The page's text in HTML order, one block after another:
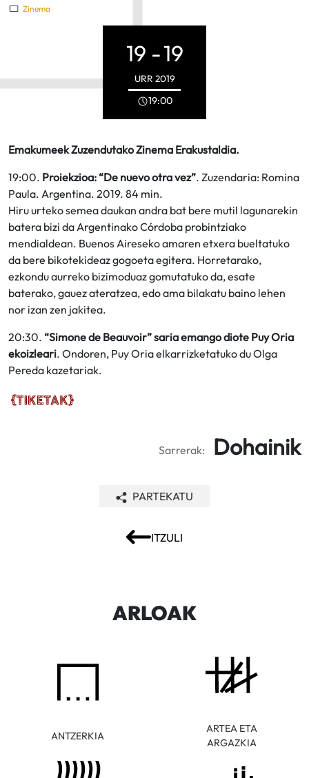
Zinema
19 -19
URR 2019
19:00
Emakumeek Zuzendutako Zinema Erakustaldia.
19:00. Proiekzioa: “De nuevo otra vez”. Zuzendaria: Romina
Paula. Argentina. 2019. 84 min.
Hiru urteko semea daukan andra bat bere mutil lagunarekin
batera bizi da Argentinako Córdoba probintziako
mendialdean. Buenos Aireseko amaren etxera bueltatuko
da bere bikotekideaz gogoeta egitera. Horretarako,
ezkondu aurreko bizimoduaz gomutatuko da, esate
baterako, gauez ateratzea, edo ama bilakatu baino lehen
nor izan zen jakitea.
20:30. “Simone de Beauvoir” saria emango diote Puy Oria
ekoizleari. Ondoren, Puy Oria elkarrizketatuko du Olga
Pereda kazetariak.
Sarrerak: Dohainik
ITZULI
PARTEKATU
ARLOAK
ANTZERKIA
ARTEA ETA
ARGAZKIA